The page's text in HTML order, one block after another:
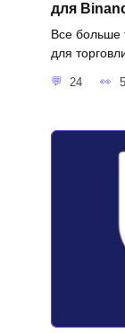
для
Все больше
для
24